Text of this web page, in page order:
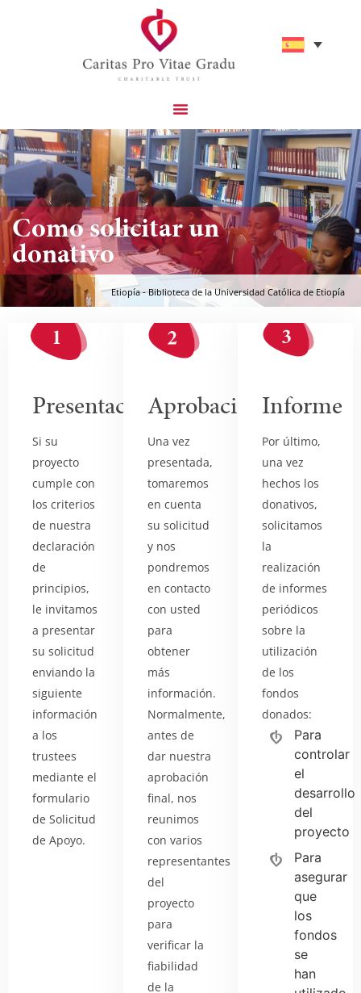
Como solicitar un
donativo
Etiopía - Biblioteca de la Universidad Católica de Etiopía
Presentación
Si su
proyecto
cumple con
los criterios
de nuestra
declaración
de
principios,
le invitamos
a presentar
su solicitud
enviando la
siguiente
información
a los
trustees
mediante el
formulario
de Solicitud
de Apoyo.
Aprobación
Una vez
presentada,
tomaremos
en cuenta
su solicitud
y nos
pondremos
en contacto
con usted
para
obtener
más
información.
Normalmente,
antes de
dar nuestra
aprobación
final, nos
reunimos
con varios
representantes
del
proyecto
para
verificar la
fiabilidad
de la
Informe
Por último,
una vez
hechos los
donativos,
solicitamos
la
realización
de informes
periódicos
sobre la
utilización
de los
fondos
donados:
Para
controlar
el
desarrollo
del
proyecto
Para
asegurar
que
los
fondos
se
han